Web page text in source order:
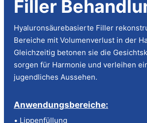
Filler
Hyaluronsäurebasierte Filler
Bereiche mit Volumenverlust in der
Gleichzeitig betonen sie die
sorgen für Harmonie und verleihen
jugendliches Aussehen.
Anwendungsbereiche:
• Lippenfüllung